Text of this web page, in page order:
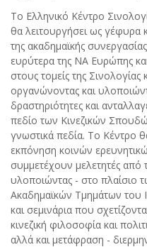
Το Ελληνικό Κέντρο
θα λειτουργήσει ως γέφυρα
της ακαδημαϊκής
ευρύτερα της ΝΑ Ευρώπης
στους τομείς της
οργανώνοντας και
δραστηριότητες και
πεδίο των Κινεζικών
γνωστικά πεδία. Το Κέντρο
εκπόνηση κοινών
συμμετέχουν μελετητές από
υλοποιώντας - στο
Ακαδημαϊκών Τμημάτων του
και σεμινάρια που
κινεζική φιλοσοφία και
αλλά και μετάφραση -